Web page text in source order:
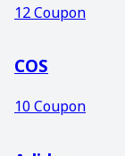
12Coupon
COS
10Coupon